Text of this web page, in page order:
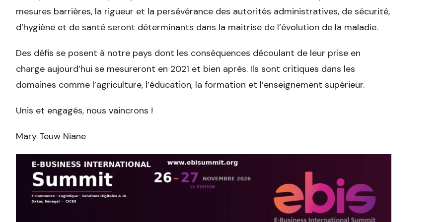
mesures barrières, la rigueur et la persévérance des autorités administratives, de sécurité,
d’hygiène et de santé seront déterminants dans la maitrise de l’évolution de la maladie.
Des défis se posent à notre pays dont les conséquences découlant de leur prise en
charge aujourd’hui se mesureront en 2021 et bien après. Ils sont critiques dans les
domaines comme l’agriculture, l’éducation, la formation et l’enseignement supérieur.
Unis et engagés, nous vaincrons !
Mary Teuw Niane